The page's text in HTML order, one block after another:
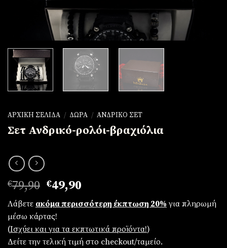
ΑΡΧΙΚΉ ΣΕΛΊΔΑ / ΔΏΡΑ / ΑΝΔΡΙΚΌ ΣΕΤ
Σετ Ανδρικό-ρολόι-βραχιόλια
€79,90 Original
price
was:
€79,90.
€49,90
τρέχουσα
τιμή
είναι:
€49,90.
Λάβετε ακόμα περισσότερη έκπτωση 20% για πληρωμή
μέσω κάρτας!
(Iσχύει και για τα εκπτωτικά προϊόντα!)
Δείτε την τελική τιμή στο checkout/ταμείο.